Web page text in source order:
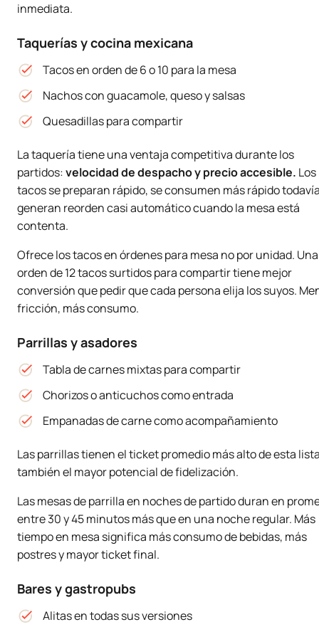
inmediata.
Taquerías y cocina mexicana
Tacos en orden de 6 o 10 para la mesa
Nachos con guacamole, queso y salsas
Quesadillas para compartir
La taquería tiene una ventaja competitiva durante los
partidos:velocidad de despacho y precio accesible. Los
tacos se preparan rápido, se consumen más rápido
generan reorden casi automático cuando la mesa está
contenta.
Ofrece los tacos en órdenes para mesa no por unidad. Una
orden de 12 tacos surtidos para compartir tiene mejor
conversión que pedir que cada persona elija los suyos.
fricción, más consumo.
Parrillas y asadores
Tabla de carnes mixtas para compartir
Chorizos o anticuchos como entrada
Empanadas de carne como acompañamiento
Las parrillas tienen el ticket promedio más alto de esta
también el mayor potencial de fidelización.
Las mesas de parrilla en noches de partido duran en
entre 30 y 45 minutos más que en una noche regular. Más
tiempo en mesa significa más consumo de bebidas, más
postres y mayor ticket final.
Bares y gastropubs
Alitas en todas sus versiones